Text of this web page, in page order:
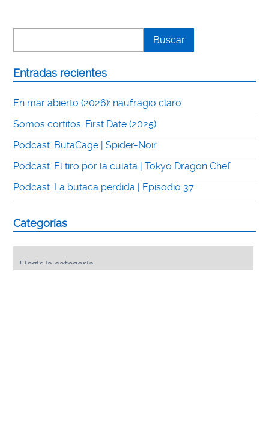
Entradas recientes
En mar abierto (2026): naufragio claro
Somos cortitos: First Date (2025)
Podcast: ButaCage | Spider-Noir
Podcast: El tiro por la culata | Tokyo Dragon Chef
Podcast: La butaca perdida | Episodio 37
Categorías